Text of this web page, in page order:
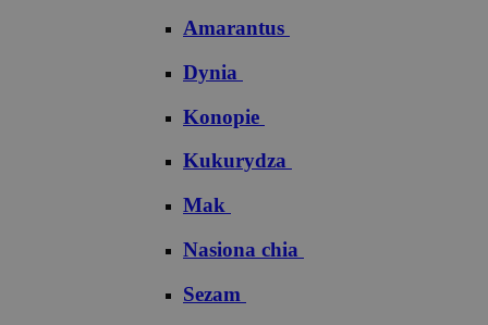
Amarantus
Dynia
Konopie
Kukurydza
Mak
Nasiona chia
Sezam